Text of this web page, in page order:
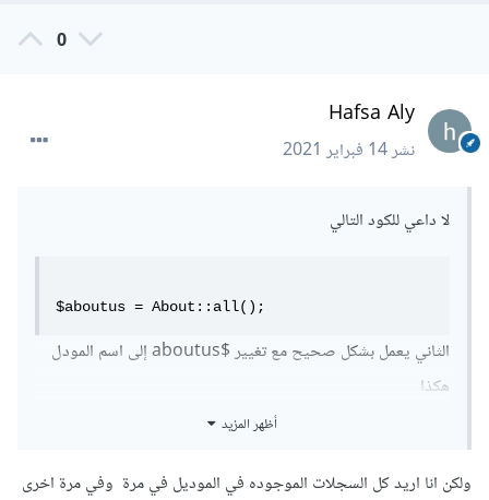
0
Hafsa Aly
نشر14 فبراير 2021
لا داعي للكود التالي
$aboutus = About::all();
الثاني يعمل بشكل صحيح مع تغيير $aboutus إلى اسم المودل
هكذا
$about =About::whereIn('id', [1,2])->get();
أظهر المزيد
ولكن انا اريد كل السجلات الموجوده في الموديل في مرة وفي مرة اخرى